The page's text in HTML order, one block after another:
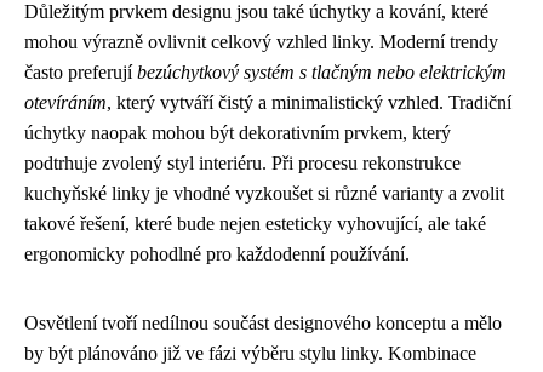
Důležitým prvkem designu jsou také úchytky a kování, které
mohou výrazně ovlivnit celkový vzhled linky. Moderní trendy
často preferujíbezúchytkový systém s tlačným nebo elektrickým
otevíráním, který vytváří čistý a minimalistický vzhled. Tradiční
úchytky naopak mohou být dekorativním prvkem, který
podtrhuje zvolený styl interiéru. Při procesu rekonstrukce
kuchyňské linky je vhodné vyzkoušet si různé varianty a zvolit
takové řešení, které bude nejen esteticky vyhovující, ale také
ergonomicky pohodlné pro každodenní používání.
Osvětlení tvoří nedílnou součást designového konceptu a mělo
by být plánováno již ve fázi výběru stylu linky. Kombinace